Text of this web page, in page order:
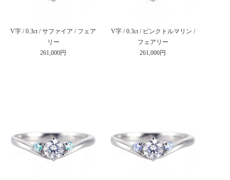
V字 / 0.3ct / サファイア / フェア
リー
261,000円
V字 / 0.3ct / ピンクトルマリン /
フェアリー
261,000円